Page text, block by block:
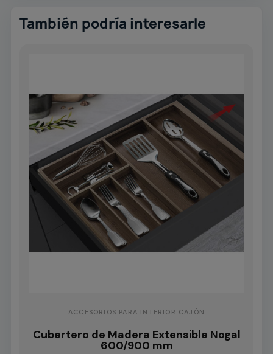
También podría interesarle
ACCESORIOS PARA INTERIOR CAJÓN
Cubertero de Madera Extensible Nogal
600/900 mm